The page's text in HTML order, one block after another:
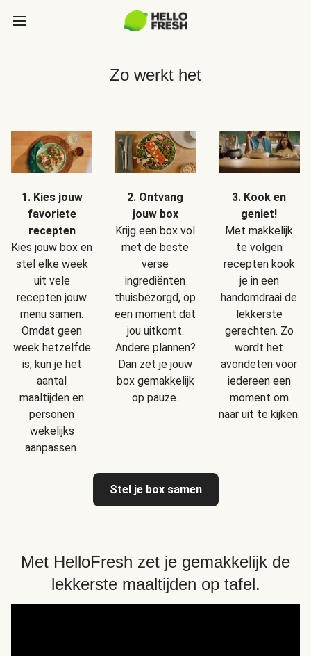
Zo werkt het
1. Kies jouw
favoriete
recepten
Kies jouw box en
stel elke week
uit vele
recepten jouw
menu samen.
Omdat geen
week hetzelfde
is, kun je het
aantal
maaltijden en
personen
wekelijks
aanpassen.
2. Ontvang
jouw box
Krijg een box vol
met de beste
verse
ingrediënten
thuisbezorgd, op
een moment dat
jou uitkomt.
Andere plannen?
Dan zet je jouw
box gemakkelijk
op pauze.
3. Kook en
geniet!
Met makkelijk
te volgen
recepten kook
je in een
handomdraai de
lekkerste
gerechten. Zo
wordt het
avondeten voor
iedereen een
moment om
naar uit te kijken.
Stel je box samen
Met HelloFresh zet je gemakkelijk de
lekkerste maaltijden op tafel.